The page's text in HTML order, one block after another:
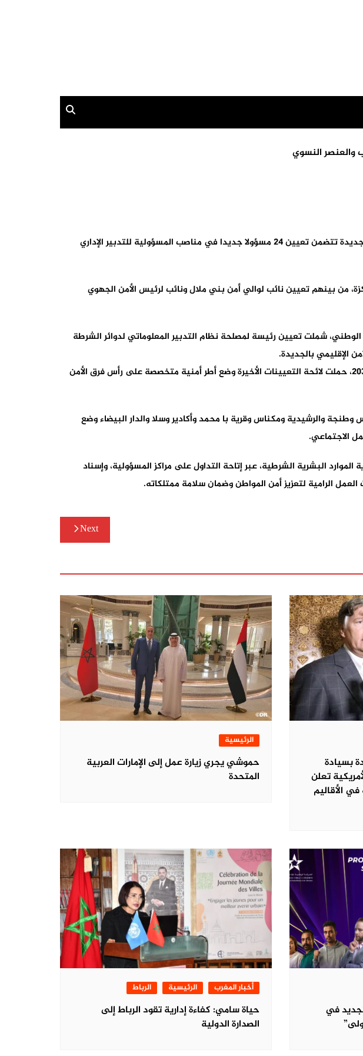
والعنصر النسوي
أشر المدير العام للأمن الوطني عبد اللطيف حموشي، زوال اليوم الأربعاء 6 غشت الجاري، على قائمة جديدة تتضمن تعيين 24 مسؤولا جديدا في مناصب المسؤولية للتدبير الإداري
من بينهم تعيين نائب لوالي أمن بني ملال ونائب لرئيس الأمن الجهوي
شملت تعيين رئيسة لمصلحة نظام التدبير المعلوماتي لدوائر الشرطة
وفي سياق مواكبة التظاهرات الرياضية الكبرى، وفي مقدمتها كأس أمم إفريقيا 2025 وكأس العالم 2030، حملت لائحة التعيينات الأخيرة وضع أطر أمنية متخصصة على رأس فرق الأمن
والرشيدية ومكناس وقرية با محمد وأكادير وسلا والدار البيضاء وضع
الاجتماعي.
البشرية الشرطية، عبر إتاحة التداول على مراكز المسؤولية، وإسناد
الرامية لتعزيز أمن المواطن وضمان سلامة ممتلكاته.
Next
بسيادة
تعلن
الأقاليم
الرئيسية
حموشي يجري زيارة عمل إلى الإمارات العربية
المتحدة
في
أخبار المغرب الرئيسية الرباط
حياة سامي: كفاءة إدارية تقود الرباط إلى
الصدارة الدولية